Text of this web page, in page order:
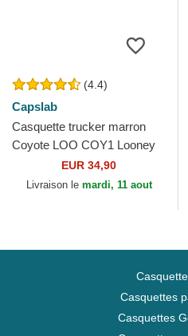
(4.4)
Capslab
Casquette trucker marron
Coyote LOO COY1 Looney
Tunes CapslabEUR 34,90
Livraison le mardi, 11 aout
Casquettes
Casquettes